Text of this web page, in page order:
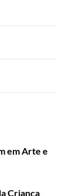
em Arte e
Criança